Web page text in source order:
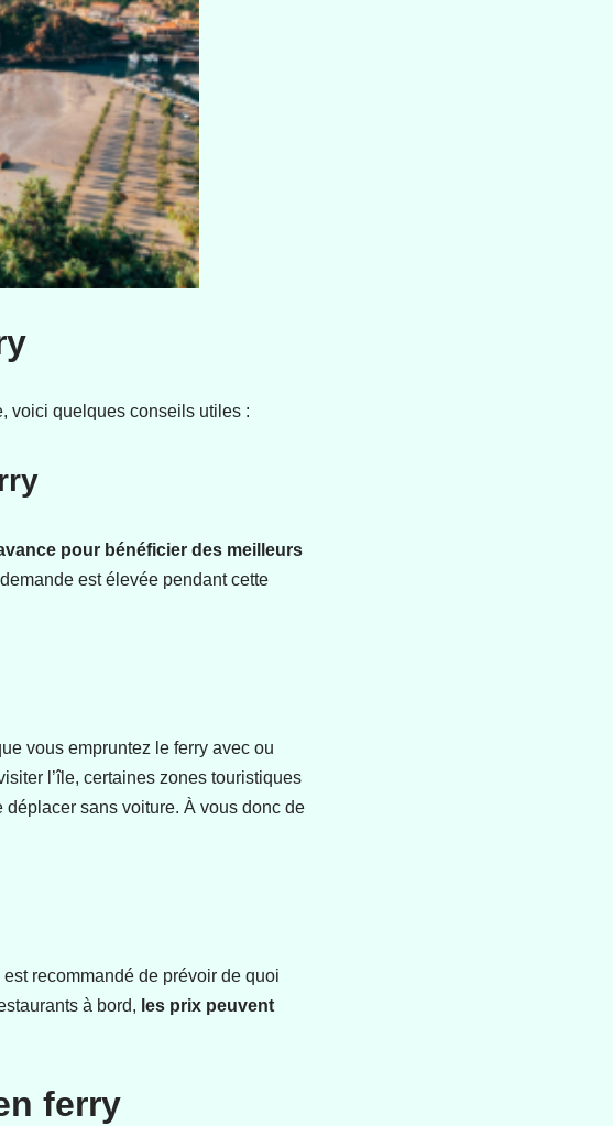
voici quelques conseils utiles :
pour bénéficier des meilleurs
est élevée pendant cette
vous empruntez le ferry avec ou
l’île, certaines zones touristiques
déplacer sans voiture. À vous donc de
recommandé de prévoir de quoi
à bord, les prix peuvent
ferry